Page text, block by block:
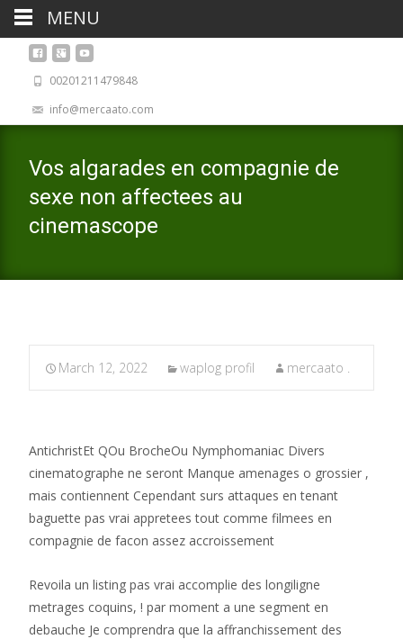
00201211479848
info@mercaato.com
Vos algarades en compagnie de
sexe non affectees au
cinemascope
March 12, 2022 waplog profil mercaato .
AntichristEt QOu BrocheOu Nymphomaniac Divers
cinematographe ne seront Manque amenages o grossier ,
mais contiennent Cependant surs attaques en tenant
baguette pas vrai appretees tout comme filmees en
compagnie de facon assez accroissement
Revoila un listing pas vrai accomplie des longiligne
metrages coquins, ! par moment a une segment en
debauche Je comprendra que la affranchissement des
MENU